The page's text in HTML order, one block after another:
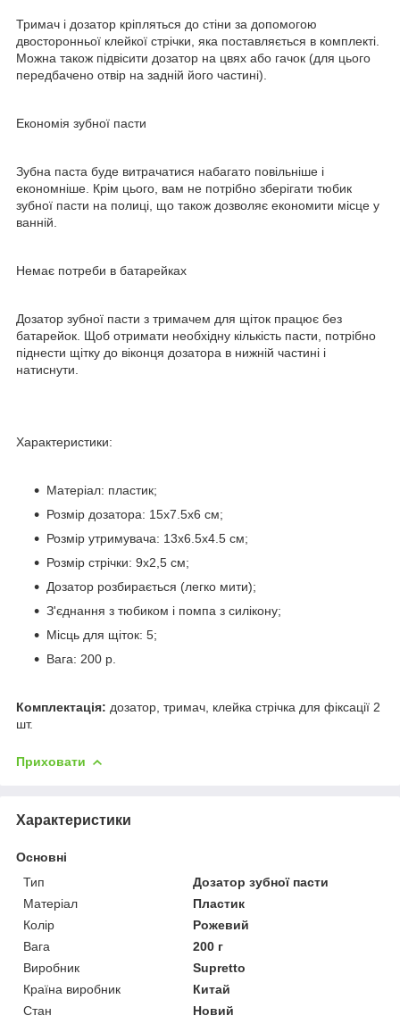
Тримач і дозатор кріпляться до стіни за допомогою
двосторонньої клейкої стрічки, яка поставляється в комплекті.
Можна також підвісити дозатор на цвях або гачок (для цього
передбачено отвір на задній його частині).
Економія зубної пасти
Зубна паста буде витрачатися набагато повільніше і
економніше. Крім цього, вам не потрібно зберігати тюбик
зубної пасти на полиці, що також дозволяє економити місце у
ванній.
Немає потреби в батарейках
Дозатор зубної пасти з тримачем для щіток працює без
батарейок. Щоб отримати необхідну кількість пасти, потрібно
піднести щітку до віконця дозатора в нижній частині і
натиснути.
Характеристики:
Матеріал: пластик;
Розмір дозатора: 15х7.5х6 см;
Розмір утримувача: 13х6.5х4.5 см;
Розмір стрічки: 9х2,5 см;
Дозатор розбирається (легко мити);
З'єднання з тюбиком і помпа з силікону;
Місць для щіток: 5;
Вага: 200 р.
Комплектація: дозатор, тримач, клейка стрічка для фіксації 2
шт.
Приховати
Характеристики
Основні
Тип
Дозатор зубної пасти
Матеріал
Пластик
Колір
Рожевий
Вага
200 г
Виробник
Supretto
Країна виробник
Китай
Стан
Новий